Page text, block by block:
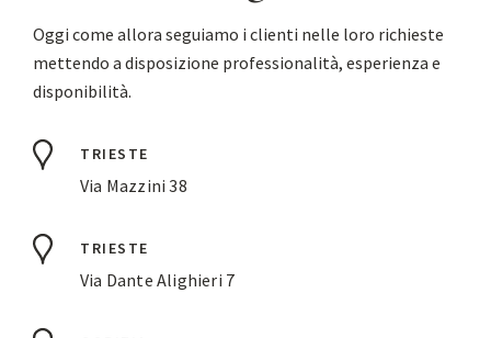
Oggi come allora seguiamo i clienti nelle loro richieste
mettendo a disposizione professionalità, esperienza e
disponibilità.
TRIESTE
Via Mazzini 38
TRIESTE
Via Dante Alighieri 7